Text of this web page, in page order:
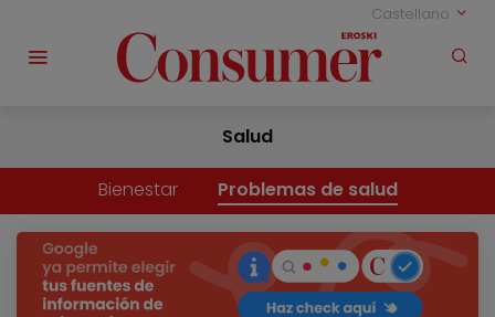
Castellano
Salud
Bienestar Problemas de salud